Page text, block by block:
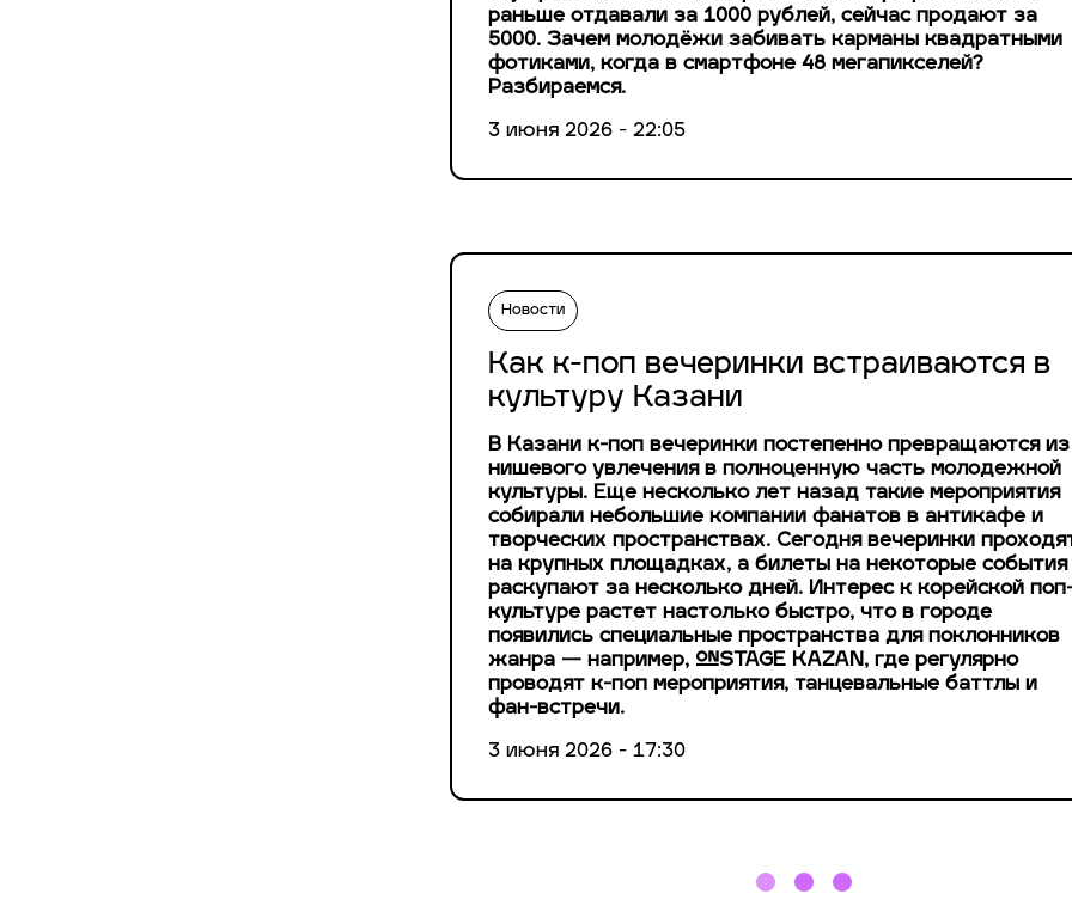
раньше отдавали за 1000 рублей, сейчас продают за
5000. Зачем молодёжи забивать карманы квадратными
фотиками, когда в смартфоне 48 мегапикселей?
Разбираемся.
3 июня 2026 - 22:05
Новости
Как к-поп вечеринки встраиваются в
культуру Казани
В Казани к-поп вечеринки постепенно превращаются из
нишевого увлечения в полноценную часть молодежной
культуры. Еще несколько лет назад такие мероприятия
собирали небольшие компании фанатов в антикафе и
творческих пространствах. Сегодня вечеринки
на крупных площадках, а билеты на некоторые события
раскупают за несколько дней. Интерес к корейской
культуре растет настолько быстро, что в городе
появились специальные пространства для поклонников
жанра — например, ONSTAGE KAZAN, где регулярно
проводят к-поп мероприятия, танцевальные баттлы и
фан-встречи.
3 июня 2026 - 17:30